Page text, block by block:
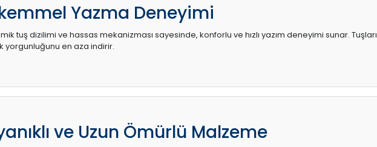
Yazma Deneyimi
tuş dizilimi ve hassas mekanizması sayesinde, konforlu ve hızlı yazım deneyimi sunar.
yorgunluğunu en aza indirir.
ve Uzun Ömürlü Malzeme